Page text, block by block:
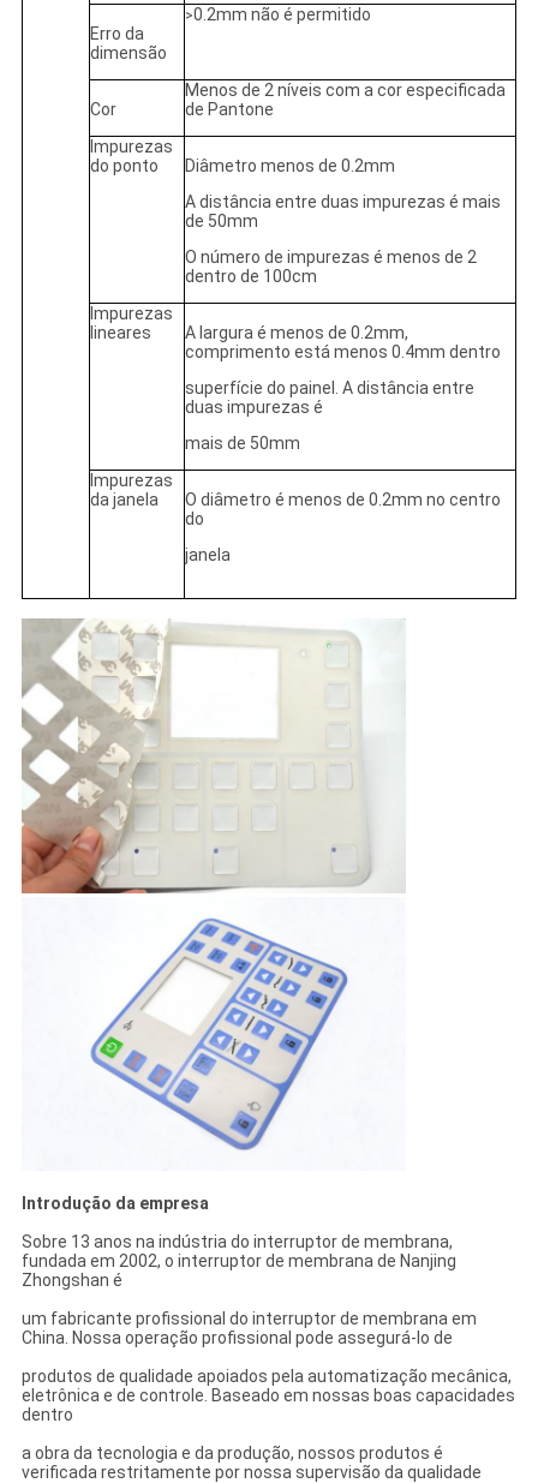
Erro da
dimensão
>0.2mm não é permitido
Cor
Menos de 2 níveis com a cor especificada
de Pantone
Impurezas
do ponto
Diâmetro menos de 0.2mm
A distância entre duas impurezas é mais
de 50mm
O número de impurezas é menos de 2
dentro de 100cm
Impurezas
lineares
A largura é menos de 0.2mm,
comprimento está menos 0.4mm dentro
superfície do painel. A distância entre
duas impurezas é
mais de 50mm
Impurezas
da janela
O diâmetro é menos de 0.2mm no centro
do
janela
Introdução da empresa
Sobre 13 anos na indústria do interruptor de membrana,
fundada em 2002, o interruptor de membrana de Nanjing
Zhongshan é
um fabricante profissional do interruptor de membrana em
China. Nossa operação profissional pode assegurá-lo de
produtos de qualidade apoiados pela automatização mecânica,
eletrônica e de controle. Baseado em nossas boas capacidades
dentro
a obra da tecnologia e da produção, nossos produtos é
verificada restritamente por nossa supervisão da qualidade